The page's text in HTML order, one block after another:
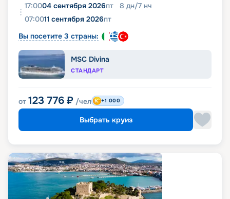
17:0004 сентября 2026пт 8 дн/7 нч
07:0011 сентября 2026пт
Вы посетите 3 страны:
MSC Divina
СТАНДАРТ
от 123 776 ₽ /чел +1 000
Выбрать круиз